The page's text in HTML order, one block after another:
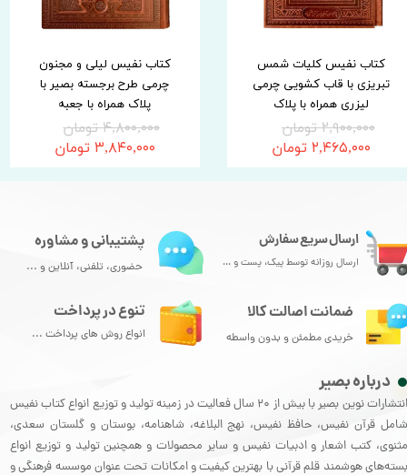
کتاب نفیس کلیات شمس
تبریزی با قاب کشویی چرمی
لیزری همراه با پلاک
۲,۹۰۰,۰۰۰ تومان
۲,۴۶۵,۰۰۰ تومان
کتاب نفیس لیلی و مجنون
چرمی طرح برجسته بصیر با
پلاک همراه با جعبه
۴,۸۰۰,۰۰۰ تومان
۳,۸۴۰,۰۰۰ تومان
درباره بصیر
انتشارات نوین بصیر با بیش از 20 سال فعالیت در زمینه تولید و توزیع انواع کتاب نفیس
شامل قرآن نفیس، حافظ نفیس، نهج البلاغه، شاهنامه، بوستان و گلستان سعدی،
مثنوی، کتب اشعار و ادبیات نفیس و سایر محصولات و همچنین تولید و توزیع انواع
بسته‌های هوشمند قلم قرآنی با بهترین کیفیت و امکانات تحت عنوان موسسه فرهنگی و
ارسال سریع سفارش
ارسال روزانه توسط پیک، پست و ...
تنوع در پرداخت
انواع روش های پرداخت ...
پشتیبانی و مشاوره
حضوری، تلفنی، آنلاین و ...
ضمانت اصالت کالا
خریدی مطمئن و بدون واسطه